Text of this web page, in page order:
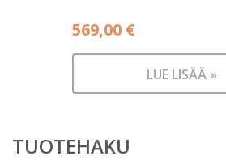
569,00 €
LUE LISÄÄ »
TUOTEHAKU